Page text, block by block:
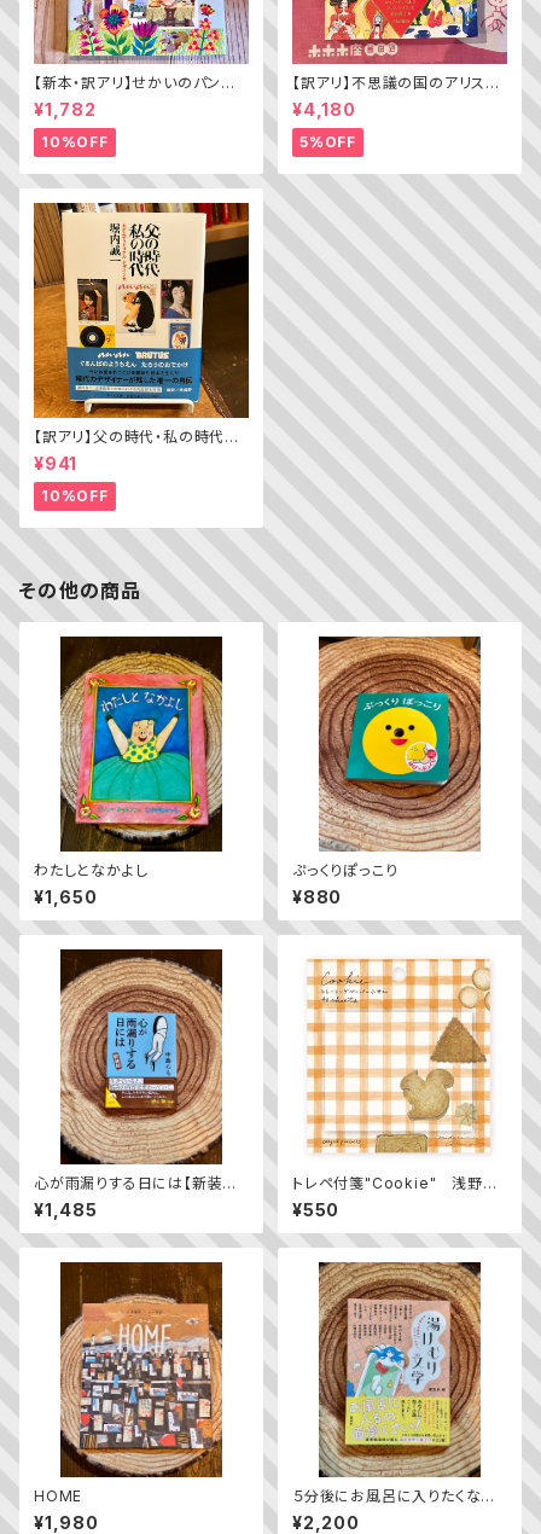
【新本・訳アリ】せかいのパン
ちきゅうのパン（普及版 かこさ
¥1,782
10%OFF
【訳アリ】不思議の国のアリス（A
lice’s Adventures in WOND
ERLAND）
¥4,180
5%OFF
【訳アリ】父の時代・私の時代
─わがエディトリアル・デザイン
史
¥941
10%OFF
その他の商品
わたしとなかよし
¥1,650
ぷっくりぽっこり
¥880
心が雨漏りする日には【新装版】
／ 中島らも
¥1,485
トレペ付箋"Cookie" 浅野み
どり
¥550
HOME
¥1,980
５分後にお風呂に入りたくなる！
湯けむり文学
¥2,200